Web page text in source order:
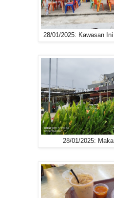
28/01/2025: Kawasan
28/01/2025: